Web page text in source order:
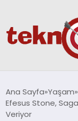
YAŞAM
Ana Sayfa Yaşam
Efesus Stone,
Veriyor